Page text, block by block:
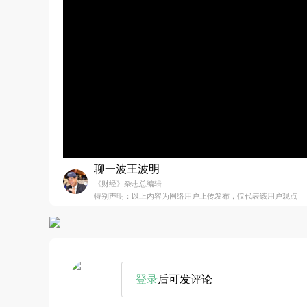
聊一波王波明
《财经》杂志总编辑
特别声明：以上内容为网络用户上传发布，仅代表该用户观点
登录后可发评论